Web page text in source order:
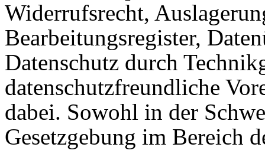
Widerrufsrecht,
Bearbeitungsregister,
Datenschutz durch
datenschutzfreundliche
dabei. Sowohl in der
Gesetzgebung im Bereich